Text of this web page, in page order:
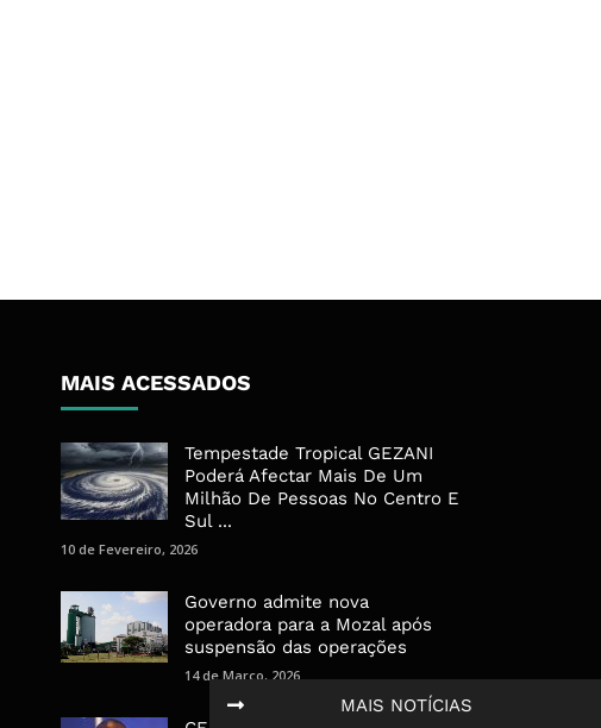
MAIS NOTÍCIAS
MAIS ACESSADOS
Tempestade Tropical GEZANI
Poderá Afectar Mais De Um
Milhão De Pessoas No Centro E
Sul ...
10 de Fevereiro, 2026
Governo admite nova
operadora para a Mozal após
suspensão das operações
14 de Março, 2026